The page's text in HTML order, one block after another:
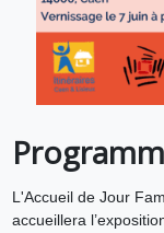
L'Accueil de Jour
accueillera